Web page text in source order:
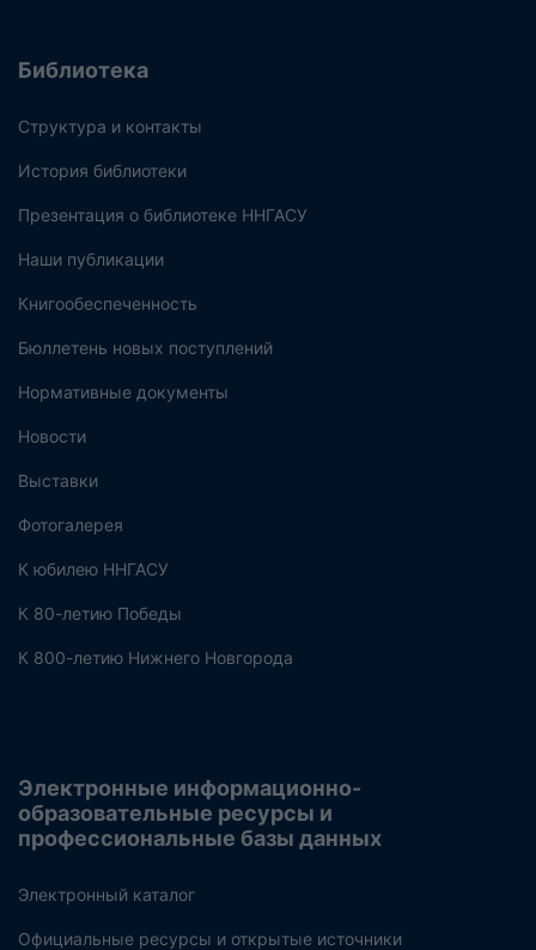
Библиотека
Структура и контакты
История библиотеки
Презентация о библиотеке ННГАСУ
Наши публикации
Книгообеспеченность
Бюллетень новых поступлений
Нормативные документы
Новости
Выставки
Фотогалерея
К юбилею ННГАСУ
К 80-летию Победы
К 800-летию Нижнего Новгорода
Электронные информационно-
образовательные ресурсы и
профессиональные базы данных
Электронный каталог
Официальные ресурсы и открытые источники